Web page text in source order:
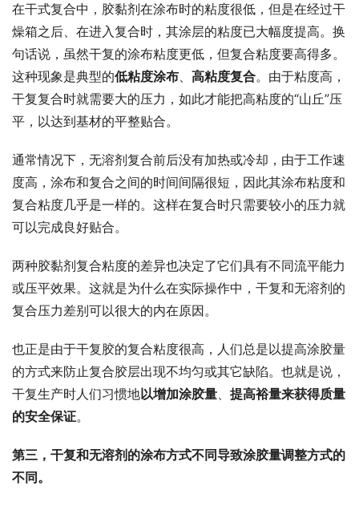
在干式复合中，胶黏剂在涂布时的粘度很低，但是在经过干
燥箱之后、在进入复合时，其涂层的粘度已大幅度提高。换
句话说，虽然干复的涂布粘度更低，但复合粘度要高得多。
这种现象是典型的低粘度涂布、 高粘度复合。由于粘度高，
干复复合时就需要大的压力，如此才能把高粘度的“山丘”压
平，以达到基材的平整贴合。
通常情况下，无溶剂复合前后没有加热或冷却，由于工作速
度高，涂布和复合之间的时间间隔很短，因此其涂布粘度和
复合粘度几乎是一样的。这样在复合时只需要较小的压力就
可以完成良好贴合。
两种胶黏剂复合粘度的差异也决定了它们具有不同流平能力
或压平效果。这就是为什么在实际操作中，干复和无溶剂的
复合压力差别可以很大的内在原因。
也正是由于干复胶的复合粘度很高，人们总是以提高涂胶量
的方式来防止复合胶层出现不均匀或其它缺陷。也就是说，
干复生产时人们习惯地以增加涂胶量、 提高裕量来获得质量
的安全保证。
第三，干复和无溶剂的涂布方式不同导致涂胶量调整方式的
不同。